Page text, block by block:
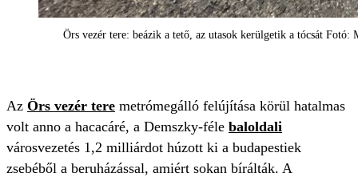
Örs vezér tere: beázik a tető, az utasok kerülgetik a tócsát Fotó:
Az Örs vezér tere metrómegálló felújítása körül hatalmas
volt anno a hacacáré, a Demszky-féle baloldali
városvezetés 1,2 milliárdot húzott ki a budapestiek
zsebéből a beruházással, amiért sokan bírálták. A